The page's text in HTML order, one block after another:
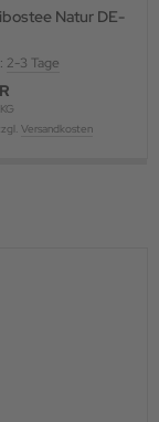
Natur DE-
2-3 Tage
Versandkosten